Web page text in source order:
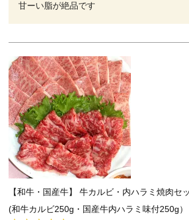
甘ーい脂が絶品です
【和牛・国産牛】 牛カルビ・内ハラミ焼肉セ
(和牛カルビ250g・国産牛内ハラミ味付250g）